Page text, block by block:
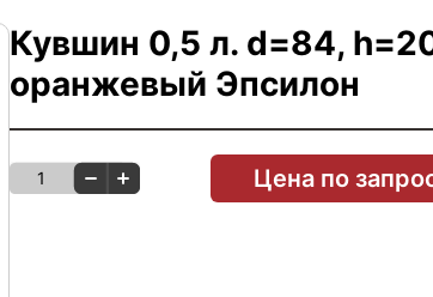
Кувшин 0,5 л. d=84,
оранжевый Эпсилон
1 Цена по